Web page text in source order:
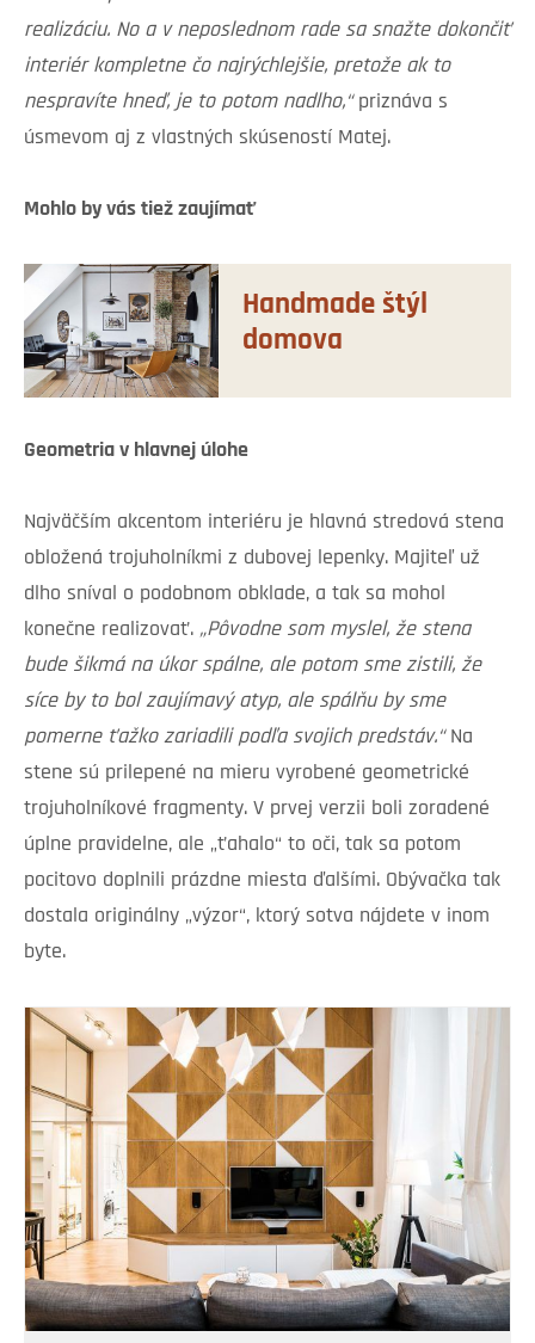
realizáciu. No a v neposlednom rade sa snažte dokončiť
interiér kompletne čo najrýchlejšie, pretože ak to
nespravíte hneď, je to potom nadlho,“priznáva s
úsmevom aj z vlastných skúseností Matej.
Mohlo by vás tiež zaujímať
Handmade štýl
domova
Geometria v hlavnej úlohe
Najväčším akcentom interiéru je hlavná stredová stena
obložená trojuholníkmi z dubovej lepenky. Majiteľ už
dlho sníval o podobnom obklade, a tak sa mohol
konečne realizovať. „Pôvodne som myslel, že stena
bude šikmá na úkor spálne, ale potom sme zistili, že
síce by to bol zaujímavý atyp, ale spálňu by sme
pomerne ťažko zariadili podľa svojich predstáv.“Na
stene sú prilepené na mieru vyrobené geometrické
trojuholníkové fragmenty. V prvej verzii boli zoradené
úplne pravidelne, ale „ťahalo“ to oči, tak sa potom
pocitovo doplnili prázdne miesta ďalšími. Obývačka tak
dostala originálny „výzor“, ktorý sotva nájdete v inom
byte.